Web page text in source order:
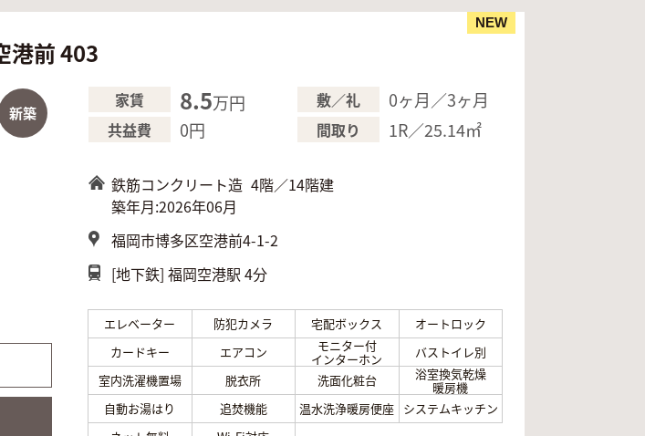
港前 403
NEW
新築
家賃 8.5万円 敷／礼 0ヶ月／3ヶ月
共益費 0円 間取り 1R／25.14㎡
鉄筋コンクリート造 4階／14階建
築年月:2026年06月
福岡市博多区空港前4-1-2
[地下鉄] 福岡空港駅 4分
エレベーター 防犯カメラ 宅配ボックス
オートロック
カードキー
エアコン モニター付
インターホン
バストイレ別
室内洗濯機置場
脱衣所 洗面化粧台 浴室換気乾燥
暖房機
自動お湯はり
追焚機能 温水洗浄暖房便座 システムキッチン